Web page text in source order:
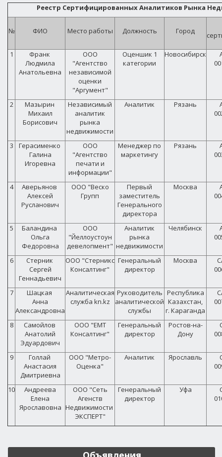
Реестр Сертифицированных Аналитиков Рынка
№ ФИО Место работы Должность Город
1
Франк
Людмила
Анатольевна
ООО
"Агентство
независимой
оценки
"Аргумент"
Оценшик 1
категории
Новосибирск
2
Мазырин
Михаил
Борисович
Независимый
аналитик
рынка
недвижимости
Аналитик Рязань
3
Герасименко
Галина
Игоревна
ООО
"Агентство
печати и
информации"
Менеджер по
маркетингу
Рязань
4
Аверьянов
Алексей
Русланович
ООО "Веско
Групп
Первый
заместитель
Генерального
директора
Москва
5
Баландина
Ольга
Федоровна
ООО
"Йеллоустоун
девелопмент"
Аналитик
рынка
недвижимости
Челябинск
6
Стерник
Сергей
Геннадьевич
ООО "Стерникс
Консалтинг"
Генеральный
директор
Москва
7
Шацкая
Анна
Александровна
Аналитическая
служба kn.kz
Руководитель
аналитической
службы
Республика
Казахстан,
г. Караганда
8
Самойлов
Анатолий
Эдуардович
ООО "ЕМТ
Консалтинг"
Генеральный
директор
Ростов-на-
Дону
9
Голлай
Анастасия
Дмитриевна
ООО "Метро-
Оценка"
Аналитик Ярославль
10
Андреева
Елена
Ярославовна
ООО "Сеть
Агенств
Недвижимости
ЭКСПЕРТ"
Генеральный
директор
Уфа